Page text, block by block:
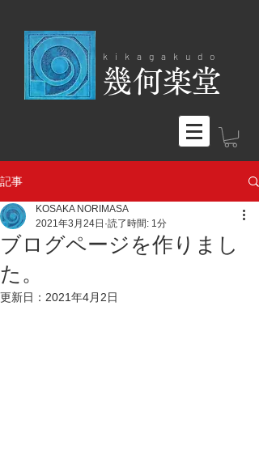
​幾何楽堂
kikagakudo
記事
ブログページを作りまし
た。
KOSAKA NORIMASA
2021年3月24日 読了時間: 1分
更新日： 2021年4月2日